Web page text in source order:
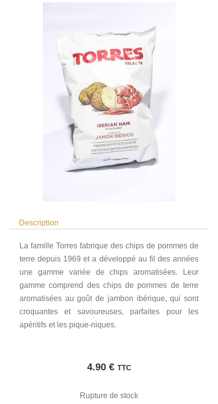
Description
La famille Torres fabrique des chips de pommes de
terre depuis 1969 et a développé au fil des années
une gamme variée de chips aromatisées. Leur
gamme comprend des chips de pommes de terre
aromatisées au goût de jambon ibérique, qui sont
croquantes et savoureuses, parfaites pour les
apéritifs et les pique-niques.
4.90 € TTC
Rupture de stock